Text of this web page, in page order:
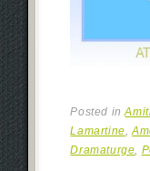
Posted in
Lamartine,
Dramaturge,